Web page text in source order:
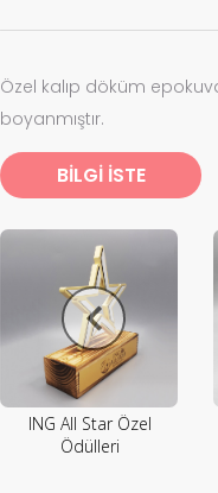
Özel kalıp döküm
boyanmıştır.
BİLGİ İSTE
ING All Star Özel
Ödülleri